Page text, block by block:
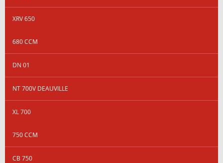
XRV 650
680 CCM
DN 01
NT 700V DEAUVILLE
XL 700
750 CCM
CB 750